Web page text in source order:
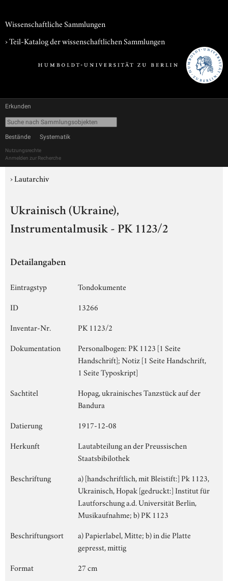
Wissenschaftliche Sammlungen
› Teil-Katalog der wissenschaftlichen Sammlungen
Erkunden
Bestände Systematik
Nutzungsrechte
Anmelden zur Recherche
›Lautarchiv
Ukrainisch (Ukraine),
Instrumentalmusik - PK 1123/2
Detailangaben
Eintragstyp
Tondokumente
ID
13266
Inventar-Nr.
PK 1123/2
Dokumentation
Personalbogen: PK 1123 [1 Seite
Handschrift]; Notiz [1 Seite Handschrift,
1 Seite Typoskript]
Sachtitel
Hopag, ukrainisches Tanzstück auf der
Bandura
Datierung
1917-12-08
Herkunft
Lautabteilung an der Preussischen
Staatsbibilothek
Beschriftung
a) [handschriftlich, mit Bleistift:] Pk 1123,
Ukrainisch, Hopak [gedruckt:] Institut für
Lautforschung a.d. Universität Berlin,
Musikaufnahme; b) PK 1123
Beschriftungsort
a) Papierlabel, Mitte; b) in die Platte
gepresst, mittig
Format
27 cm